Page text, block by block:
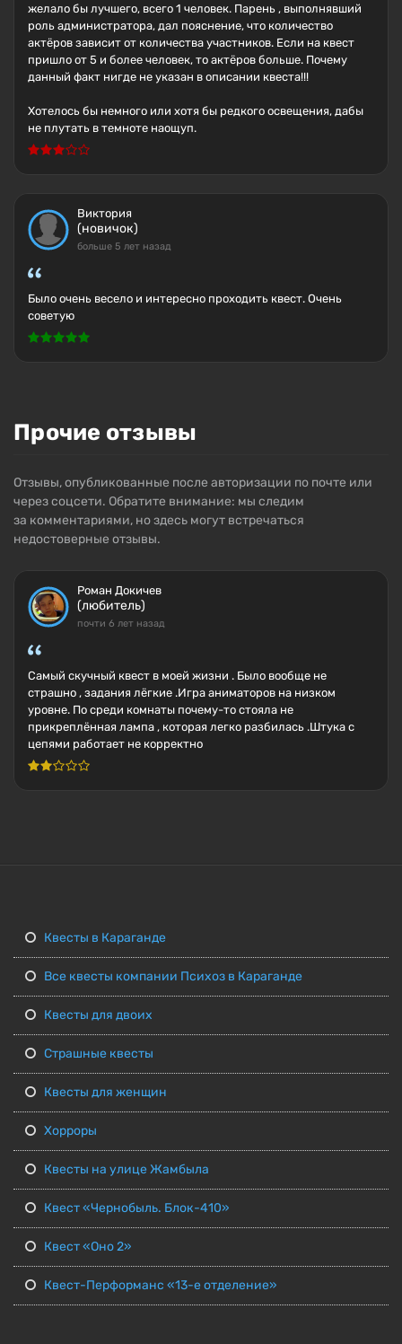
желало бы лучшего, всего 1 человек. Парень , выполнявший
роль администратора, дал пояснение, что количество
актёров зависит от количества участников. Если на квест
пришло от 5 и более человек, то актёров больше. Почему
данный факт нигде не указан в описании квеста!!!
Хотелось бы немного или хотя бы редкого освещения, дабы
не плутать в темноте наощуп.
Виктория
(новичок)
больше 5 лет назад
Было очень весело и интересно проходить квест. Очень
советую
Прочие отзывы
Отзывы, опубликованные после авторизации по почте или
через соцсети. Обратите внимание: мы следим
за комментариями, но здесь могут встречаться
недостоверные отзывы.
Роман Докичев
(любитель)
почти 6 лет назад
Самый скучный квест в моей жизни . Было вообще не
страшно , задания лёгкие .Игра аниматоров на низком
уровне. По среди комнаты почему-то стояла не
прикреплённая лампа , которая легко разбилась .Штука с
цепями работает не корректно
Квесты в Караганде
Все квесты компании Психоз в Караганде
Квесты для двоих
Страшные квесты
Квесты для женщин
Хорроры
Квесты на улице Жамбыла
Квест «Чернобыль. Блок-410»
Квест «Оно 2»
Квест-Перформанс «13-е отделение»